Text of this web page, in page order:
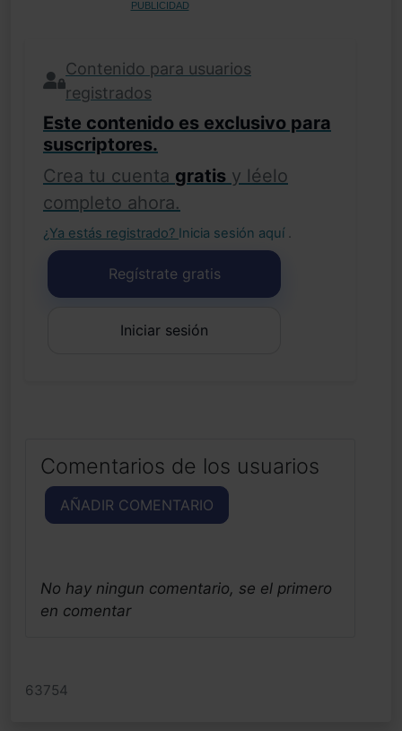
PUBLICIDAD
Contenido para usuarios
registrados
Este contenido es exclusivo para
suscriptores.
Crea tu cuenta gratis y léelo
completo ahora.
¿Ya estás registrado? Inicia sesión aquí .
Regístrate gratis
Iniciar sesión
Comentarios de los usuarios
AÑADIR COMENTARIO
No hay ningun comentario, se el primero
en comentar
63754